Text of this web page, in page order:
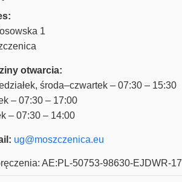
1
otwarcia:
środa–czwartek – 07:30 – 15:30
– 07:30 – 17:00
– 07:30 – 14:00
ug@moszczenica.eu
AE:PL-50753-98630-EJDWR-17